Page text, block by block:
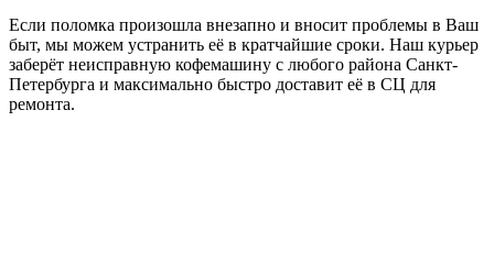
Если поломка произошла внезапно и вносит проблемы в Ваш
быт, мы можем устранить её в кратчайшие сроки. Наш курьер
заберёт неисправную кофемашину с любого района Санкт-
Петербурга и максимально быстро доставит её в СЦ для
ремонта.